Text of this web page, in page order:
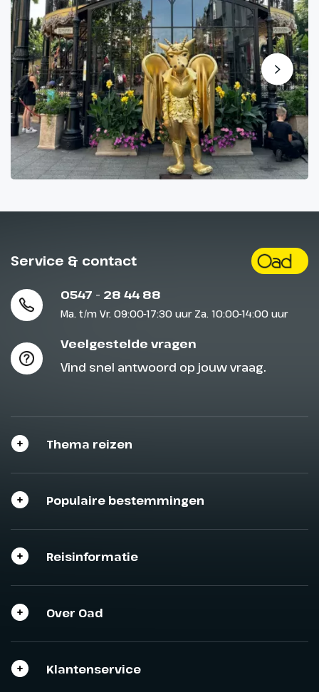
Service & contact
0547 - 28 44 88
Ma. t/m Vr. 09:00-17:30 uur Za. 10:00-14:00 uur
Veelgestelde vragen
Vind snel antwoord op jouw vraag.
Thema reizen
Populaire bestemmingen
Reisinformatie
Over Oad
Klantenservice